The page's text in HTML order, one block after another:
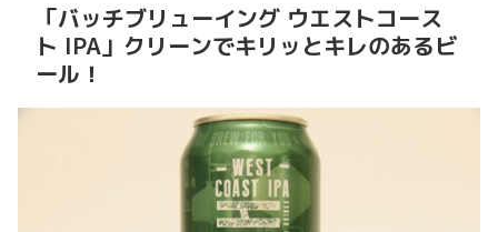
「バッチブリューイング ウエストコース
ト IPA」クリーンでキリッとキレのあるビ
ール！